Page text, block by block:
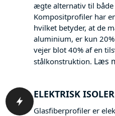
ægte alternativ til
Kompositprofiler har
hvilket betyder, at de
aluminium, er kun
vejer blot 40% af en
stålkonstruktion. Læs
ELEKTRISK
Glasfiberprofiler er